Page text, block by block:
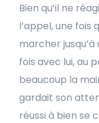
Bien qu’il ne
l’appel, une fois
marcher
fois avec lui, au
beaucoup la
gardait son
réussi à bien se